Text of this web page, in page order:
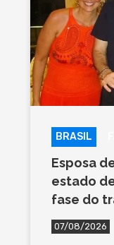
BRASIL
Esposa
estado
fase do
07/08/2026